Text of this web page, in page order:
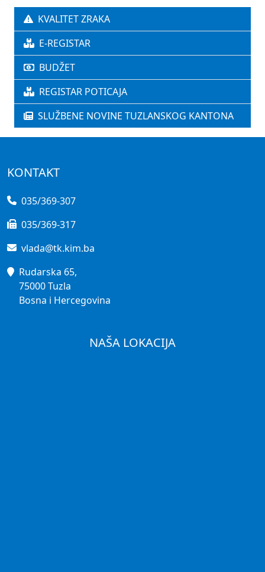
KVALITET ZRAKA
E-REGISTAR
BUDŽET
REGISTAR POTICAJA
SLUŽBENE NOVINE TUZLANSKOG KANTONA
KONTAKT
035/369-307
035/369-317
vlada@tk.kim.ba
Rudarska 65,
75000 Tuzla
Bosna i Hercegovina
NAŠA LOKACIJA